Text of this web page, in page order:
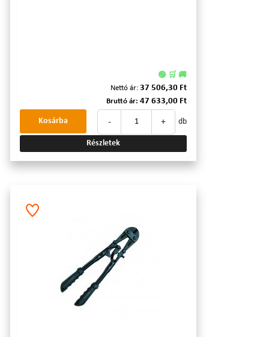
🟢 🛒 🚚
Nettó ár: 37 506,30 Ft
Bruttó ár: 47 633,00 Ft
- + db
Kosárba
Részletek